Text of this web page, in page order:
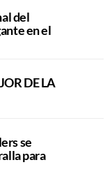
del
en el
DE LA
se
para